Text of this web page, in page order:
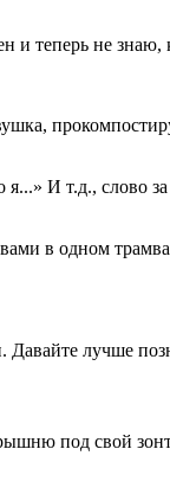
теперь не знаю,
И т.д., слово
в одном
Давайте лучше
под свой